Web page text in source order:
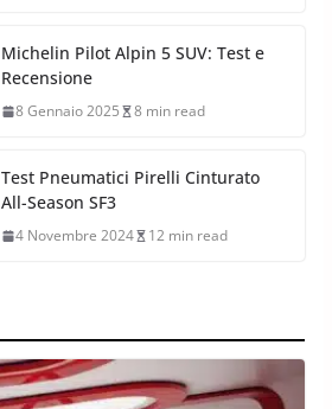
Michelin Pilot Alpin 5 SUV: Test e
Recensione
8 Gennaio 2025 8 min read
Test Pneumatici Pirelli Cinturato
All-Season SF3
4 Novembre 2024 12 min read